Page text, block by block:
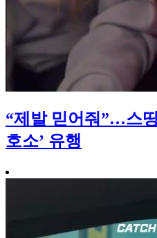
“제발 믿어줘”…스
호소’ 유행